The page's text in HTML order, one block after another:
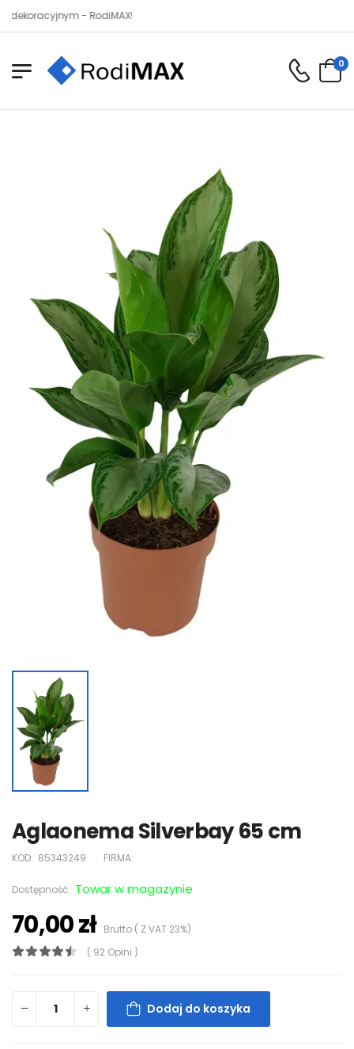
- RodiMAX!
0
Aglaonema Silverbay 65 cm
KOD: 85343249 FIRMA:
Dostępność: Towar w magazynie
70,00 złBrutto ( Z VAT 23%)
( 92 Opini )
Dodaj do koszyka